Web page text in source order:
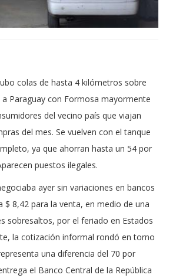
colas de hasta 4 kilómetros sobre
Paraguay con Formosa mayormente
del vecino país que viajan
del mes. Se vuelven con el tanque
ya que ahorran hasta un 54 por
puestos ilegales.
ayer sin variaciones en bancos
$ 8,42 para la venta, en medio de una
sobresaltos, por el feriado en Estados
la cotización informal rondó en torno
una diferencia del 70 por
el Banco Central de la República